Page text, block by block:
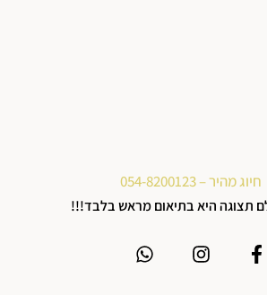
חיוג מהיר – 054-8200123
תצוגה היא בתיאום מראש בלבד!!!